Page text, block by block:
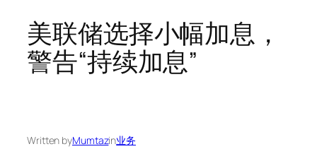
美联储选择小幅加息，
警告“持续加息”
Written byMumtazin业务